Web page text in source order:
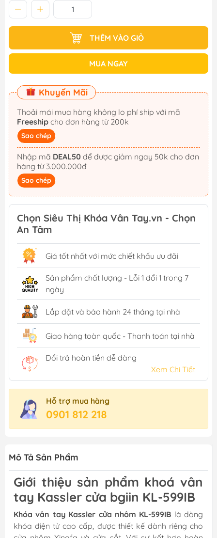
THÊM VÀO GIỎ
MUA NGAY
Khuyến Mãi
Thoải mái mua hàng không lo phí ship với mã
Freeship cho đơn hàng từ 200k
Sao chép
Nhập mã DEAL50
hàng từ 3.000.000đ
Sao chép
Chọn Siêu Thị Khóa Vân Tay.vn - Chọn
An Tâm
Giá tốt nhất với mức chiết khấu ưu đãi
Sản phẩm chất lượng - Lỗi 1 đổi 1 trong 7
ngày
Lắp đặt và bảo hành 24 tháng tại nhà
Giao hàng toàn quốc - Thanh toán tại nhà
Đổi trả hoàn tiền dễ dàng
Xem Chi Tiết
Hỗ trợ mua hàng
0901 812 218
Mô Tả Sản Phẩm
Giới thiệu sản phẩm khoá vân
tay Kassler cửa bgiin KL-599IB
Khóa vân tay Kassler cửa nhôm KL-599IB là dòng
khóa điện tử cao cấp, được thiết kế dành riêng cho